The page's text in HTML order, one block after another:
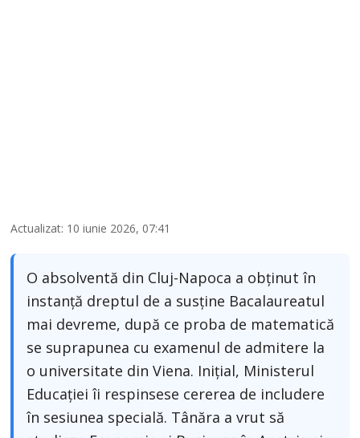
Actualizat: 10 iunie 2026, 07:41
O absolventă din Cluj-Napoca a obținut în
instanță dreptul de a susține Bacalaureatul
mai devreme, după ce proba de matematică
se suprapunea cu examenul de admitere la
o universitate din Viena. Inițial, Ministerul
Educației îi respinsese cererea de includere
în sesiunea specială. Tânăra a vrut să